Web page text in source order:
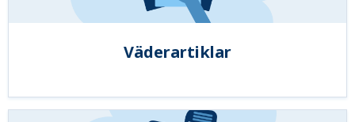
Väderartiklar